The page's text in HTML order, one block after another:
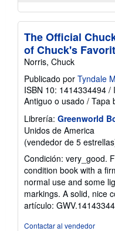
The Official
of Chuck's
Norris, Chuck
Publicado por Tyndale
ISBN 10: 1414334494 /
Antiguo o usado / Tapa
Librería: Greenworld
Unidos de America
(vendedor de 5
Condición: very_good.
condition book with a
normal use and some
markings. A solid, nice
artículo:
Contactar al vendedor